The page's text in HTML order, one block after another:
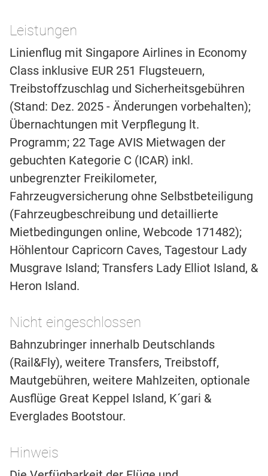
Leistungen
Linienflug mit Singapore Airlines in Economy
Class inklusive EUR 251 Flugsteuern,
Treibstoffzuschlag und Sicherheitsgebühren
(Stand: Dez. 2025 - Änderungen vorbehalten);
Übernachtungen mit Verpflegung lt.
Programm; 22 Tage AVIS Mietwagen der
gebuchten Kategorie C (ICAR) inkl.
unbegrenzter Freikilometer,
Fahrzeugversicherung ohne Selbstbeteiligung
(Fahrzeugbeschreibung und detaillierte
Mietbedingungen online, Webcode 171482);
Höhlentour Capricorn Caves, Tagestour Lady
Musgrave Island; Transfers Lady Elliot Island, &
Heron Island.
Nicht eingeschlossen
Bahnzubringer innerhalb Deutschlands
(Rail&Fly), weitere Transfers, Treibstoff,
Mautgebühren, weitere Mahlzeiten, optionale
Ausflüge Great Keppel Island, K´gari &
Everglades Bootstour.
Hinweis